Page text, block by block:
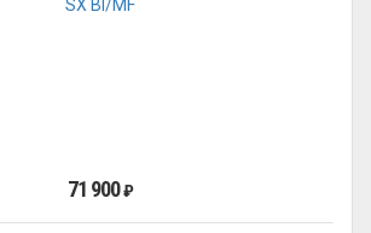
71 900₽